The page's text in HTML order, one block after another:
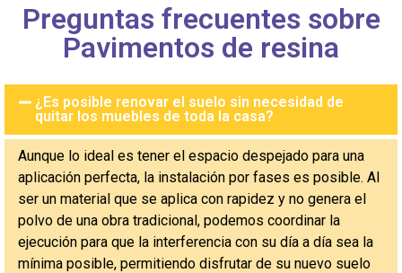
Preguntas frecuentes sobre
Pavimentos de resina
¿Es posible renovar el suelo sin necesidad de
quitar los muebles de toda la casa?
Aunque lo ideal es tener el espacio despejado para una
aplicación perfecta, la instalación por fases es posible. Al
ser un material que se aplica con rapidez y no genera el
polvo de una obra tradicional, podemos coordinar la
ejecución para que la interferencia con su día a día sea la
mínima posible, permitiendo disfrutar de su nuevo suelo